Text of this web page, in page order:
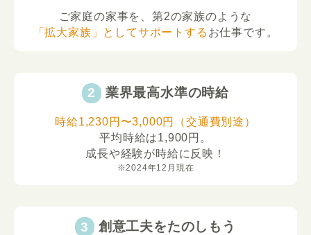
ご家庭の家事を、第2の家族のような
「拡大家族」としてサポートする お仕事です。
業界最高水準の時給
時給1,230円〜3,000円（交通費別途）
平均時給は1,900円。
成長や経験が時給に反映！
※2024年12月現在
創意工夫をたのしもう